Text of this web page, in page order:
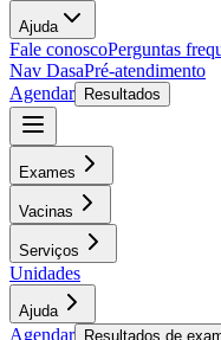
Ajuda
Fale conoscoPerguntas
Nav DasaPré-atendimento
Agendar
Resultados
Exames
Vacinas
Serviços
Unidades
Ajuda
Agendar Resultados de